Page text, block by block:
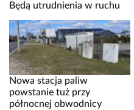
Będą utrudnienia w ruchu
Nowa stacja paliw
powstanie tuż przy
północnej obwodnicy